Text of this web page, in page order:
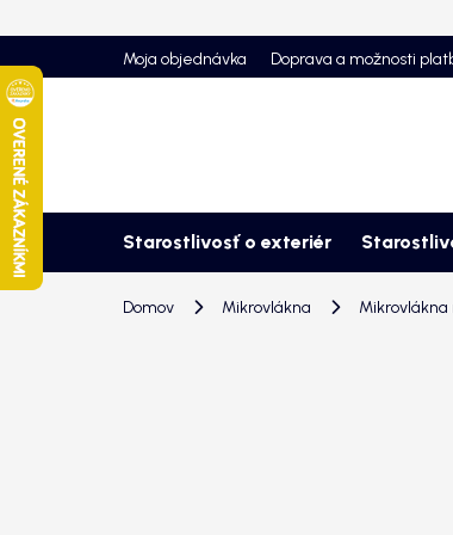
na
obsah
Moja objednávka Doprava a možnosti
Starostlivosť o exteriér
Domov Mikrovlákna